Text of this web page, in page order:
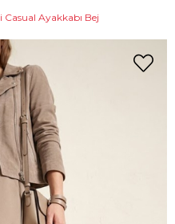
Casual Ayakkabı Bej